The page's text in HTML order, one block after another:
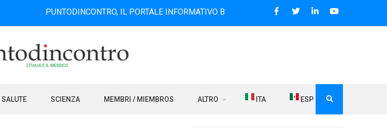
PUNTODINCONTRO, IL PORTALE INFORMATIVO BILINGUE CHE DAL 2006 DIFFONDE NOTIZIE SUI
SALUTE SCIENZA MEMBRI / MIEMBROS ALTRO ITA ESP